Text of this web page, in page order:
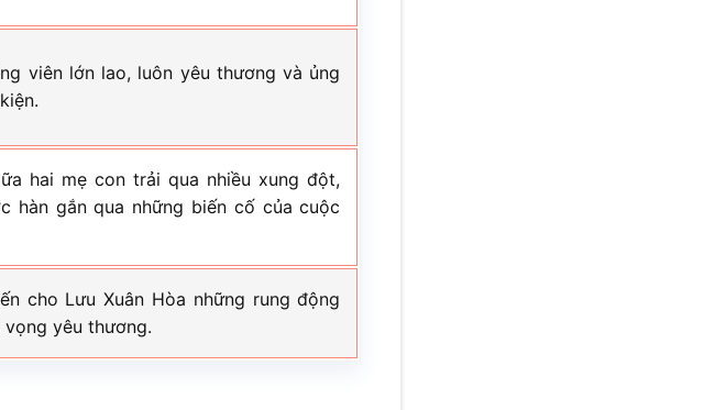
viên lớn lao, luôn yêu thương và ủng
hai mẹ con trải qua nhiều xung đột,
hàn gắn qua những biến cố của cuộc
cho Lưu Xuân Hòa những rung động
yêu thương.